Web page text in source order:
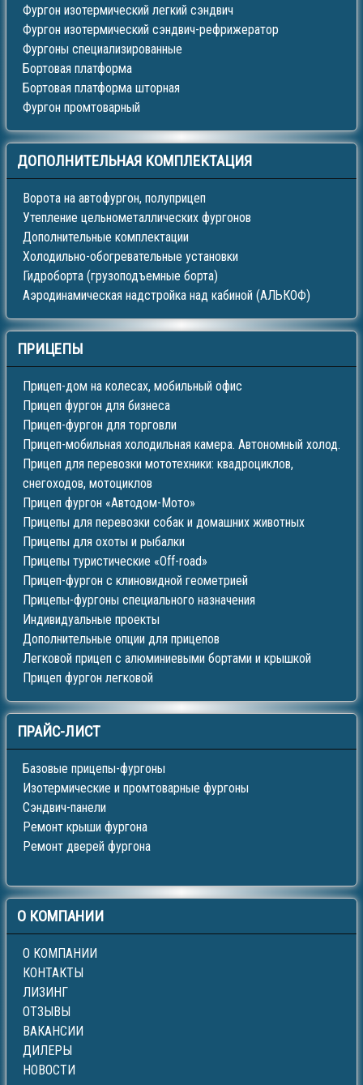
Фургон изотермический легкий сэндвич
Фургон изотермический сэндвич-рефрижератор
Фургоны специализированные
Бортовая платформа
Бортовая платформа шторная
Фургон промтоварный
ДОПОЛНИТЕЛЬНАЯ КОМПЛЕКТАЦИЯ
Ворота на автофургон, полуприцеп
Утепление цельнометаллических фургонов
Дополнительные комплектации
Холодильно-обогревательные установки
Гидроборта (грузоподъемные борта)
Аэродинамическая надстройка над кабиной (АЛЬКОФ)
ПРИЦЕПЫ
Прицеп-дом на колесах, мобильный офис
Прицеп фургон для бизнеса
Прицеп-фургон для торговли
Прицеп-мобильная холодильная камера. Автономный холод.
Прицеп для перевозки мототехники: квадроциклов,
снегоходов, мотоциклов
Прицеп фургон «Автодом-Мото»
Прицепы для перевозки собак и домашних животных
Прицепы для охоты и рыбалки
Прицепы туристические «Off-road»
Прицеп-фургон с клиновидной геометрией
Прицепы-фургоны специального назначения
Индивидуальные проекты
Дополнительные опции для прицепов
Легковой прицеп с алюминиевыми бортами и крышкой
Прицеп фургон легковой
ПРАЙС-ЛИСТ
Базовые прицепы-фургоны
Изотермические и промтоварные фургоны
Сэндвич-панели
Ремонт крыши фургона
Ремонт дверей фургона
О КОМПАНИИ
О КОМПАНИИ
КОНТАКТЫ
ЛИЗИНГ
ОТЗЫВЫ
ВАКАНСИИ
ДИЛЕРЫ
НОВОСТИ